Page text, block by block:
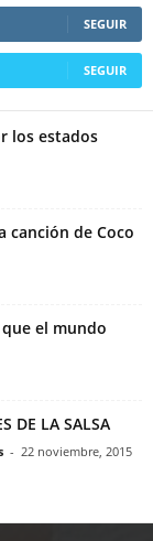
SEGUIR
SEGUIR
los estados
canción de Coco
el mundo
DE LA SALSA
- 22 noviembre, 2015